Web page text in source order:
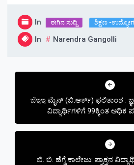
In ಈಗಿನ ಸುದ್ದಿ ಶಿಕ್ಷಣ -ಉದ್ಯೋಗ
In Narendra Gangolli
Post
ಜೆಇಇ ಮೈನ್ (ಬಿ.ಆರ್ಕ್) ಫಲಿತಾಂಶ :
ವಿದ್ಯಾರ್ಥಿಗಳಿಗೆ 99ಕ್ಕಿಂತ ಅಧಿಕ
ವಿದ್ಯಾರ್ಥಿಗಳಿಗೆ 95ಕ್ಕಿಂತ
ಬಿ. ಬಿ. ಹೆಗ್ಡೆ ಕಾಲೇಜು: ಪ್ರಾಕ್ತನ